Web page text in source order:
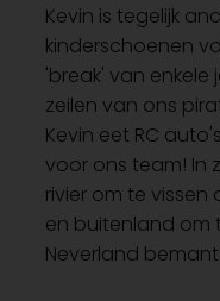
Kevin is tegelijk
kinderschoenen
'break' van enkele
zeilen van ons
Kevin eet RC
voor ons team! In
rivier om te
en buitenland om
Neverland